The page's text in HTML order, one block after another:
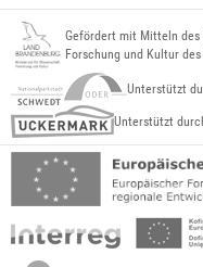
Gefördert mit Mitteln
Forschung und Kultur
Unterstützt
Unterstützt